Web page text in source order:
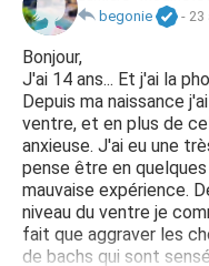
begonie
- 23
Bonjour,
J'ai 14 ans... Et j'ai la
Depuis ma naissance
ventre, et en plus de
anxieuse. J'ai eu une
pense être en
mauvaise expérience.
niveau du ventre je
fait que aggraver les
de bachs qui sont